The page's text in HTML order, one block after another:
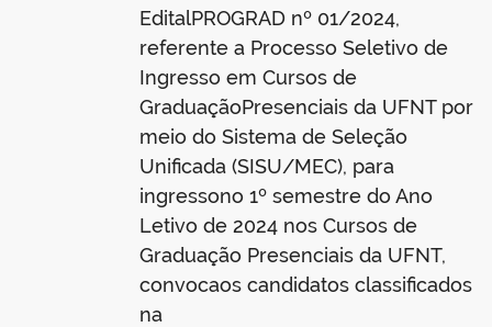
EditalPROGRAD nº 01/2024,
referente a Processo Seletivo de
Ingresso em Cursos de
GraduaçãoPresenciais da UFNT por
meio do Sistema de Seleção
Unificada (SISU/MEC), para
ingressono 1º semestre do Ano
Letivo de 2024 nos Cursos de
Graduação Presenciais da UFNT,
convocaos candidatos classificados
na